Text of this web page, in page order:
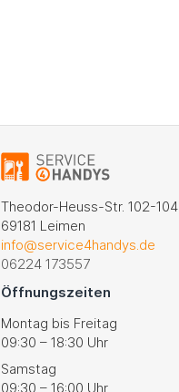
Theodor-Heuss-Str. 102-104
69181 Leimen
info@service4handys.de
06224 173557
Öffnungszeiten
Montag bis Freitag
09:30 – 18:30 Uhr
Samstag
09:30 – 16:00 Uhr